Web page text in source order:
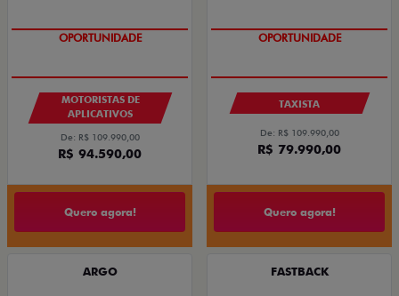
OPORTUNIDADE
MOTORISTAS DE
APLICATIVOS
De: R$ 109.990,00
R$ 94.590,00
Quero agora!
OPORTUNIDADE
TAXISTA
De: R$ 109.990,00
R$ 79.990,00
Quero agora!
ARGO FASTBACK